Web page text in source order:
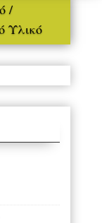
/
Υλικό